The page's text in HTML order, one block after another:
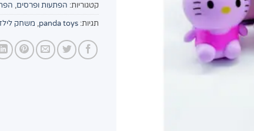
קטגוריות: הפתעות ופרסים,
תגיות: panda toys
, משחק